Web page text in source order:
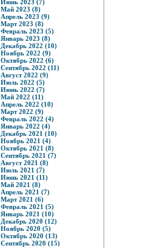
Июнь 2023 (7)
Май 2023 (8)
Апрель 2023 (9)
Март 2023 (8)
Февраль 2023 (5)
Январь 2023 (8)
Декабрь 2022 (10)
Ноябрь 2022 (9)
Октябрь 2022 (6)
Сентябрь 2022 (11)
Август 2022 (9)
Июль 2022 (5)
Июнь 2022 (7)
Май 2022 (11)
Апрель 2022 (10)
Март 2022 (9)
Февраль 2022 (4)
Январь 2022 (4)
Декабрь 2021 (10)
Ноябрь 2021 (4)
Октябрь 2021 (8)
Сентябрь 2021 (7)
Август 2021 (8)
Июль 2021 (7)
Июнь 2021 (11)
Май 2021 (8)
Апрель 2021 (7)
Март 2021 (6)
Февраль 2021 (5)
Январь 2021 (10)
Декабрь 2020 (12)
Ноябрь 2020 (5)
Октябрь 2020 (13)
Сентябрь 2020 (15)